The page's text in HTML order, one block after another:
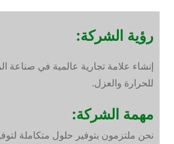
رؤية الشركة:
إنشاء علامة تجارية عالمية في صناعة
للحرارة والعزل.
مهمة الشركة:
نحن ملتزمون بتوفير حلول متكاملة